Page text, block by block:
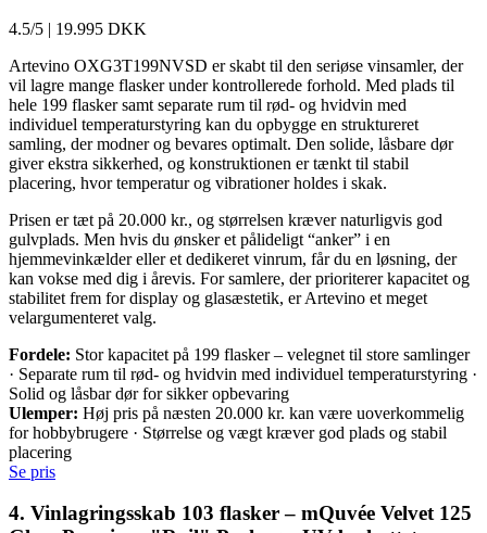
4.5/5 | 19.995 DKK
Artevino OXG3T199NVSD er skabt til den seriøse vinsamler, der
vil lagre mange flasker under kontrollerede forhold. Med plads til
hele 199 flasker samt separate rum til rød- og hvidvin med
individuel temperaturstyring kan du opbygge en struktureret
samling, der modner og bevares optimalt. Den solide, låsbare dør
giver ekstra sikkerhed, og konstruktionen er tænkt til stabil
placering, hvor temperatur og vibrationer holdes i skak.
Prisen er tæt på 20.000 kr., og størrelsen kræver naturligvis god
gulvplads. Men hvis du ønsker et pålideligt “anker” i en
hjemmevinkælder eller et dedikeret vinrum, får du en løsning, der
kan vokse med dig i årevis. For samlere, der prioriterer kapacitet og
stabilitet frem for display og glasæstetik, er Artevino et meget
velargumenteret valg.
Fordele: Stor kapacitet på 199 flasker – velegnet til store samlinger
· Separate rum til rød- og hvidvin med individuel temperaturstyring ·
Solid og låsbar dør for sikker opbevaring
Ulemper: Høj pris på næsten 20.000 kr. kan være uoverkommelig
for hobbybrugere · Størrelse og vægt kræver god plads og stabil
placering
Se pris
4. Vinlagringsskab 103 flasker – mQuvée Velvet 125